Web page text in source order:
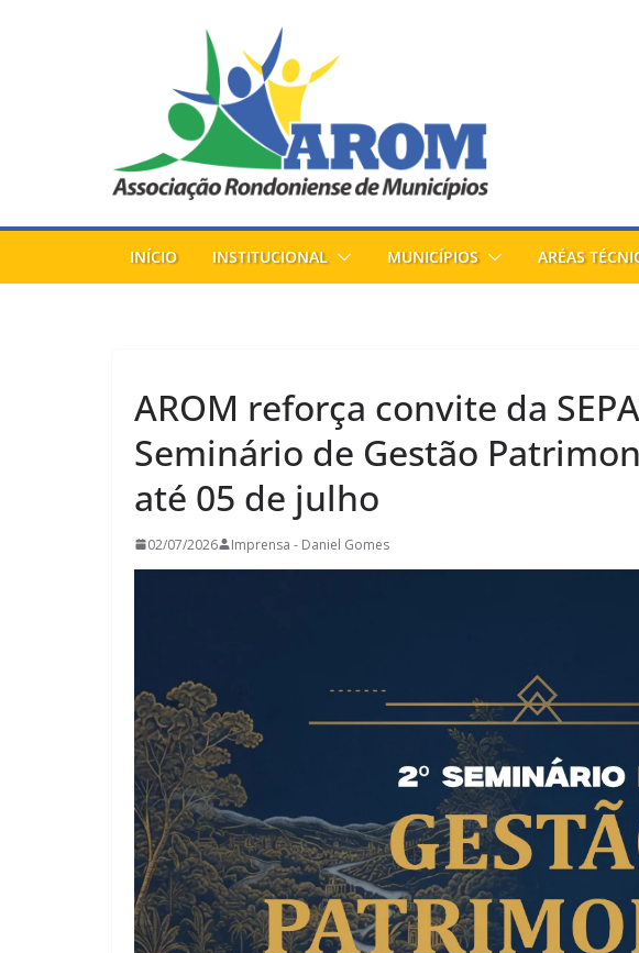
INÍCIO INSTITUCIONAL MUNICÍPIOS ARÉAS
AROM reforça convite da
Seminário de Gestão
até 05 de julho
02/07/2026 Imprensa - Daniel Gomes